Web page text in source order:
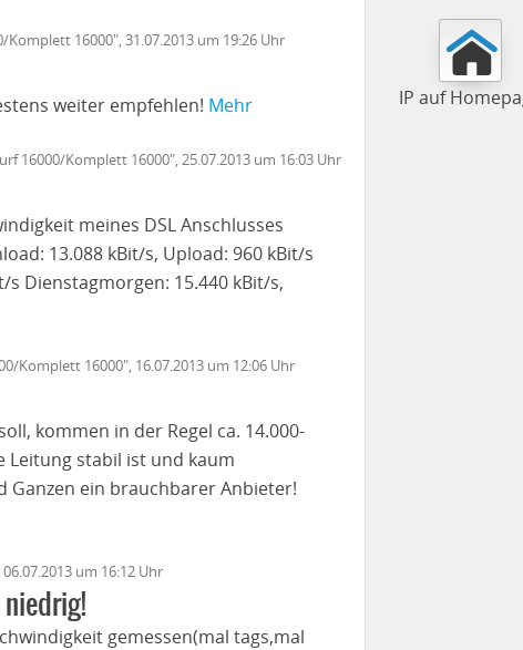
Komplett 16000", 31.07.2013 um 19:26 Uhr
weiter empfehlen! Mehr
16000/Komplett 16000", 25.07.2013 um 16:03 Uhr
meines DSL Anschlusses
13.088 kBit/s, Upload: 960 kBit/s
Dienstagmorgen: 15.440 kBit/s,
Komplett 16000", 16.07.2013 um 12:06 Uhr
kommen in der Regel ca. 14.000-
Leitung stabil ist und kaum
Ganzen ein brauchbarer Anbieter!
06.07.2013 um 16:12 Uhr
niedrig!
gemessen(mal tags,mal
IP auf